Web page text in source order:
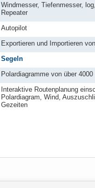
Windmesser, Tiefenmesser,
Repeater
Autopilot
Exportieren und Importieren
Segeln
Polardiagramme von über
Interaktive Routenplanung
Polardiagram, Wind,
Gezeiten